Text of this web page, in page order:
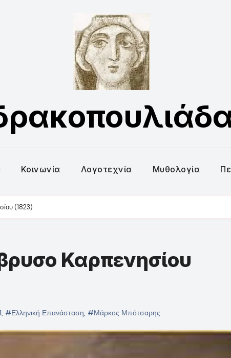
Κοινωνία Λογοτεχνία Μυθολογία
(1823)
Καρπενησίου
, #Ελληνική Επανάσταση, #Μάρκος Μπότσαρης